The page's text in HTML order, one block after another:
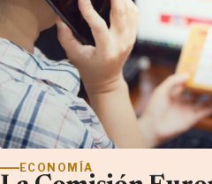
ECONOMÍA